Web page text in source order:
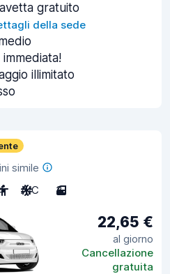
gratuito
della sede
illimitato
simile
A/C 3
22,65 €
al giorno
Cancellazione
gratuita